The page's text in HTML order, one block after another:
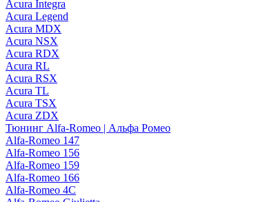
Acura Integra
Acura Legend
Acura MDX
Acura NSX
Acura RDX
Acura RL
Acura RSX
Acura TL
Acura TSX
Acura ZDX
Тюнинг Alfa-Romeo | Альфа Ромео
Alfa-Romeo 147
Alfa-Romeo 156
Alfa-Romeo 159
Alfa-Romeo 166
Alfa-Romeo 4C